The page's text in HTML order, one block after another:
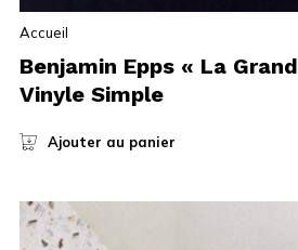
Accueil
Benjamin Epps « La
Vinyle Simple
Ajouter au panier